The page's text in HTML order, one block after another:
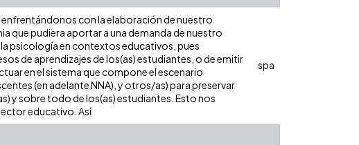
con la elaboración de nuestro
que pudiera aportar a una demanda de nuestro
psicología en contextos educativos, pues
de aprendizajes de los(as) estudiantes, o de emitir
en el sistema que compone el escenario
(en adelante NNA), y otros/as) para preservar
y sobre todo de los(as) estudiantes. Esto nos
educativo. Así
spa